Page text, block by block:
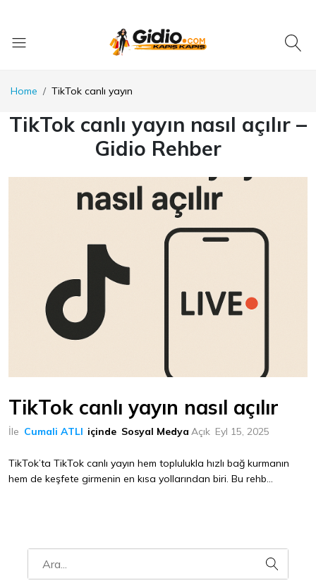
Home TikTok canlı yayın
TikTok canlı yayın nasıl açılır –
Gidio Rehber
TikTok canlı yayın nasıl açılır
İle Cumali ATLI içinde Sosyal Medya Açık Eyl 15, 2025
TikTok’ta TikTok canlı yayın hem toplulukla hızlı bağ kurmanın
hem de keşfete girmenin en kısa yollarından biri. Bu rehb...